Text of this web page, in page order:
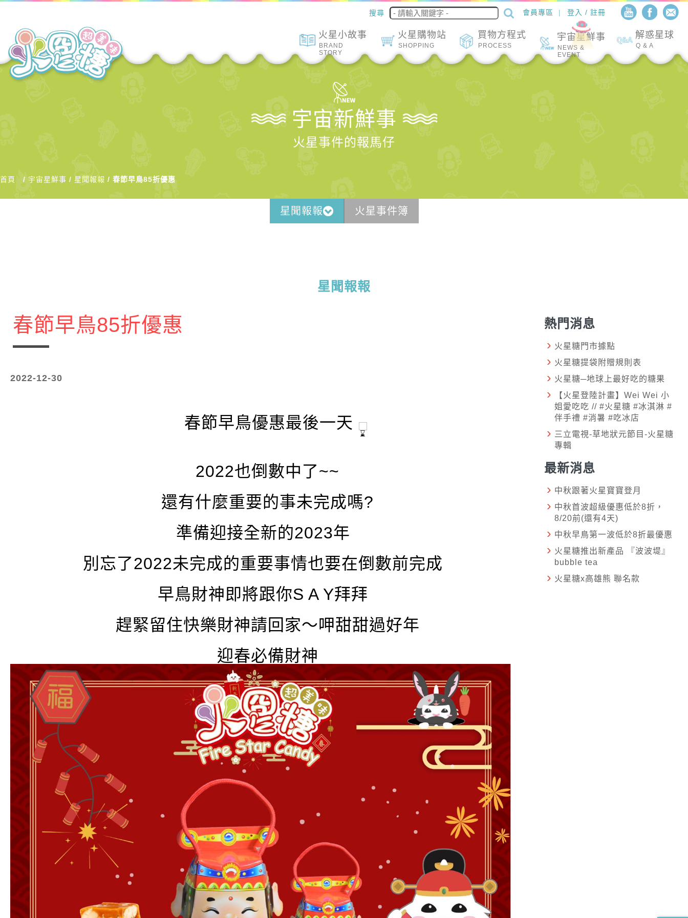
會員專區 登入 / 註冊
搜尋
解惑星球
Q & A
宇宙星鮮事
NEWS &
EVENT
買物方程式
PROCESS
火星購物站
SHOPPING
火星小故事
BRAND
STORY
宇宙新鮮事
火星事件的報馬仔
首頁 宇宙星鮮事 星聞報報 春節早鳥85折優惠
星聞報報 火星事件簿
星聞報報
春節早鳥85折優惠
2022-12-30
春節早鳥優惠最後一天
2022也倒數中了~~
還有什麼重要的事未完成嗎?
準備迎接全新的2023年
別忘了2022未完成的重要事情也要在倒數前完成
早鳥財神即將跟你S A Y拜拜
趕緊留住快樂財神請回家～呷甜甜過好年
迎春必備財神
熱門消息
火星糖門市據點
火星糖提袋附贈規則表
火星糖─地球上最好吃的糖果
【火星登陸計畫】Wei Wei 小
姐愛吃吃 // #火星糖 #冰淇淋 #
伴手禮 #消暑 #吃冰店
三立電視-草地狀元節目-火星糖
專輯
最新消息
中秋跟著火星寶寶登月
中秋首波超級優惠低於8折，
8/20前(還有4天)
中秋早鳥第一波低於8折最優惠
火星糖推出新產品 『波波堤』
bubble tea
火星糖x高雄熊 聯名款